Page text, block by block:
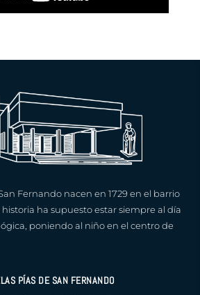
Fernando nacen en 1729 en el barrio
ha supuesto estar siempre al día
poniendo al niño en el centro de
PÍAS DE SAN FERNANDO